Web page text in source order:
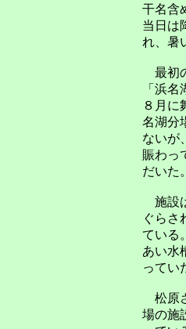
干名含
当日は
れ、暑
最初
「浜
８月に
名湖分
ないが
賑わっ
だいた。
施設
ぐらさ
ている
あい水
ってい
松原
場の施